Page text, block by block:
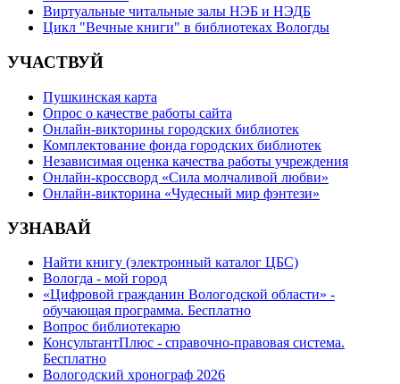
Виртуальные читальные залы НЭБ и НЭДБ
Цикл "Вечные книги" в библиотеках Вологды
УЧАСТВУЙ
Пушкинская карта
Опрос о качестве работы сайта
Онлайн-викторины городских библиотек
Комплектование фонда городских библиотек
Независимая оценка качества работы учреждения
Онлайн-кроссворд «Сила молчаливой любви»
Онлайн-викторина «Чудесный мир фэнтези»
УЗНАВАЙ
Найти книгу (электронный каталог ЦБС)
Вологда - мой город
«Цифровой гражданин Вологодской области» -
обучающая программа. Бесплатно
Вопрос библиотекарю
КонсультантПлюс - справочно-правовая система.
Бесплатно
Вологодский хронограф 2026